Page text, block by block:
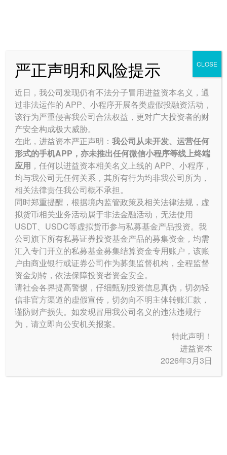
进益资本> 公司动态
关于进益（天津）资产管理有
限责任公司完成股权变更的公
告
2024-12-23
严正声明和风险提示
近日，我公司发现仍有不法分子冒用进益资本名义，通
过非法运作的 APP、小程序开展各类虚假投融资活动，
该行为严重侵害我公司合法权益，更对广大投资者的财
产安全构成极大威胁。
在此，进益资本严正声明： 我公司从未开发、运营任何
形式的手机APP，亦未推出任何微信小程序等线上终端
应用 ，任何以进益资本相关名义上线的 APP、小程序，
均与我公司无任何关系，其所有行为均非我公司所为，
相关法律责任我公司概不承担。
同时郑重提醒，根据境内监管政策及相关法律法规，虚
拟货币相关业务活动属于非法金融活动，无法使用
USDT、USDC等虚拟货币参与私募基金产品投资。我
公司旗下所有私募证券投资基金产品的募集资金，均需
汇入专门开立的私募基金募集结算资金专用账户，该账
户由商业银行或证券公司作为募集监督机构，全程监督
资金划转，依法保障投资者资金安全。
请社会各界提高警惕，仔细甄别投资信息真伪，切勿轻
信非官方渠道的虚假宣传，切勿向不明主体转账汇款，
谨防财产损失。如发现冒用我公司名义的违法违规行
为，请立即向公安机关报案。
特此声明！
进益资本
2026年3月3日
CLOSE